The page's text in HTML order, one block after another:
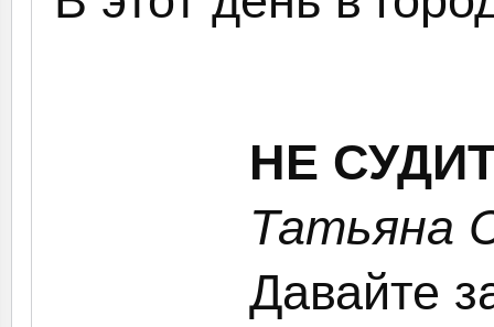
НЕ
Татьяна
Давайте